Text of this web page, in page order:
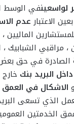
لواسعينفي الوسط
الاعتبار عدم
الماليين ،
، مراقبي الشبابيك
الصادرة في حق بعض
البريد بنك
الاشكال في العمق
الذي تسعى
الخدمتين